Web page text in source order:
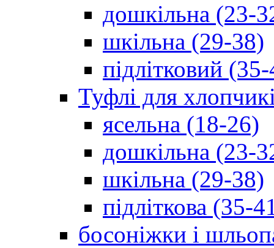
дошкільна (23-
шкільна (29-38)
підлітковий
Туфлі для
ясельна (18-26)
дошкільна (23-
шкільна (29-38)
підліткова (35-
босоніжки і